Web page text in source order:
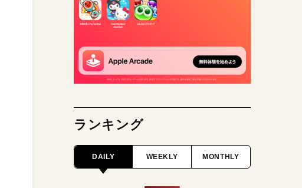
ランキング
DAILY WEEKLY MONTHLY